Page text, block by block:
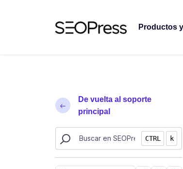
Productos
De vuelta al soporte
principal
Buscar recursos de SEOPress
CTRL k